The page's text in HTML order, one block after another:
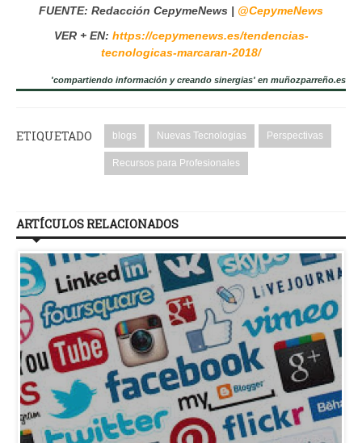
FUENTE: Redacción CepymeNews | @CepymeNews
VER + EN: https://cepymenews.es/tendencias-
tecnologicas-marcaran-2018/
'compartiendo información y creando sinergias' en muñozparreño.es
ETIQUETADO blogs Nuevas Tecnologias Perspectivas
Recursos para Profesionales
ARTÍCULOS RELACIONADOS